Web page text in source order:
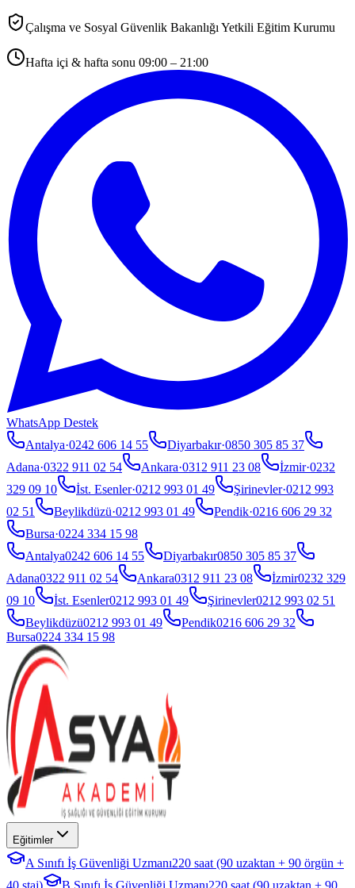
Çalışma ve Sosyal Güvenlik Bakanlığı Yetkili Eğitim Kurumu
Hafta içi & hafta sonu 09:00 – 21:00
WhatsApp Destek
Antalya·0242 606 14 55 Diyarbakır·0850 305 85 37
Adana·0322 911 02 54 Ankara·0312 911 23 08 İzmir·0232
329 09 10
İst. Esenler·0212 993 01 49 Şirinevler·0212 993
02 51
Beylikdüzü·0212 993 01 49 Pendik·0216 606 29 32
Bursa·0224 334 15 98
Antalya0242 606 14 55 Diyarbakır0850 305 85 37
Adana0322 911 02 54 Ankara0312 911 23 08 İzmir0232 329
09 10
İst. Esenler0212 993 01 49 Şirinevler0212 993 02 51
Beylikdüzü0212 993 01 49 Pendik0216 606 29 32
Bursa0224 334 15 98
Eğitimler
A Sınıfı İş Güvenliği Uzmanı220 saat (90 uzaktan + 90 örgün +
40 staj)
B Sınıfı İş Güvenliği Uzmanı220 saat (90 uzaktan + 90